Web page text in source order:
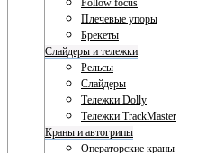
Follow focus
Плечевые упоры
Брекеты
Слайдеры и тележки
Рельсы
Слайдеры
Тележки Dolly
Тележки TrackMaster
Краны и автогрипы
Операторские краны